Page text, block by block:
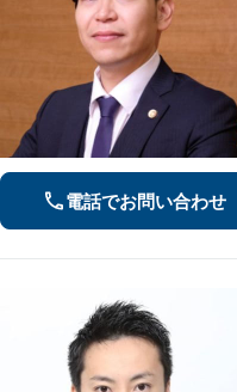
電話でお問い合わせ